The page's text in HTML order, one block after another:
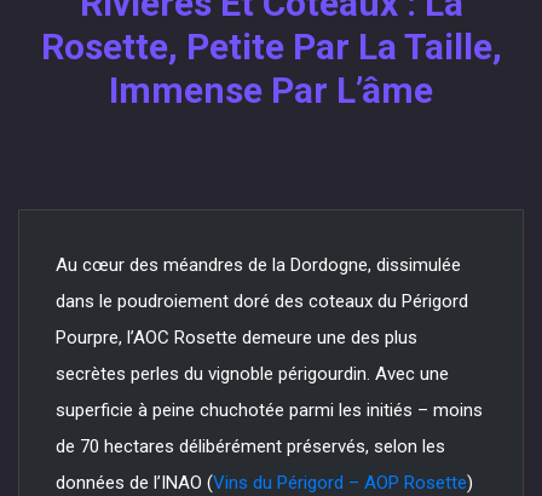
Rosette, Petite Par La Taille,
Immense Par L’âme
Au cœur des méandres de la Dordogne, dissimulée
dans le poudroiement doré des coteaux du Périgord
Pourpre, l’AOC Rosette demeure une des plus
secrètes perles du vignoble périgourdin. Avec une
superficie à peine chuchotée parmi les initiés – moins
de 70 hectares délibérément préservés, selon les
données de l’INAO (Vins du Périgord – AOP Rosette)